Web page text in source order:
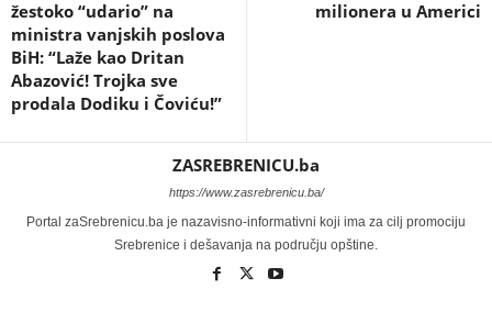
žestoko “udario” na
ministra vanjskih poslova
BiH: “Laže kao Dritan
Abazović! Trojka sve
prodala Dodiku i Čoviću!”
milionera u Americi
ZASREBRENICU.ba
https://www.zasrebrenicu.ba/
Portal zaSrebrenicu.ba je nazavisno-informativni koji ima za cilj promociju
Srebrenice i dešavanja na području opštine.